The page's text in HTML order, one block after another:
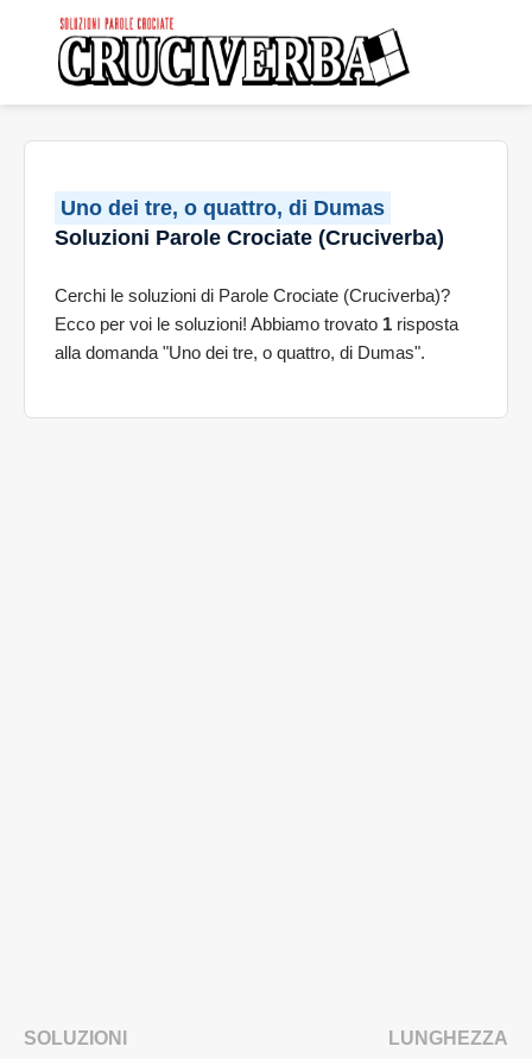
Uno dei tre, o quattro, di Dumas
Soluzioni Parole Crociate (Cruciverba)
Cerchi le soluzioni di Parole Crociate (Cruciverba)?
Ecco per voi le soluzioni! Abbiamo trovato 1 risposta
alla domanda "Uno dei tre, o quattro, di Dumas".
SOLUZIONI LUNGHEZZA